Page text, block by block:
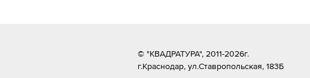
© "КВАДРАТУРА", 2011-2026г.
г.Краснодар, ул.Ставропольская, 183Б